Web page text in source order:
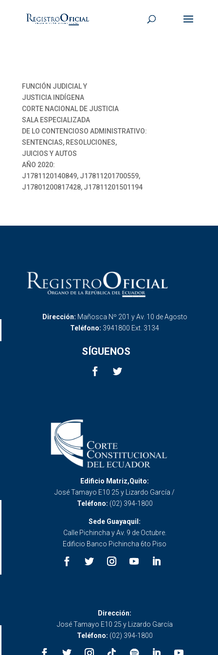
FUNCIÓN JUDICIAL Y
JUSTICIA INDÍGENA
CORTE NACIONAL DE JUSTICIA
SALA ESPECIALIZADA
DE LO CONTENCIOSO ADMINISTRATIVO:
SENTENCIAS, RESOLUCIONES,
JUICIOS Y AUTOS
AÑO 2020:
J1781120140849, J17811201700559,
J17801200817428, J17811201501194
Dirección: Mañosca Nº 201 y Av. 10 de Agosto
Teléfono: 3941800 Ext. 3134
SÍGUENOS
Edificio Matriz,Quito:
José Tamayo E10 25 y Lizardo García /
Teléfono: (02) 394-1800
Sede Guayaquil:
Calle Pichincha y Av. 9 de Octubre.
Edificio Banco Pichincha 6to Piso
Dirección:
José Tamayo E10 25 y Lizardo García
Teléfono: (02) 394-1800